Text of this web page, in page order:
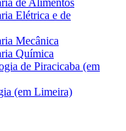
Elétrica e de
Mecânica
Química
de Piracicaba (em
(em Limeira)